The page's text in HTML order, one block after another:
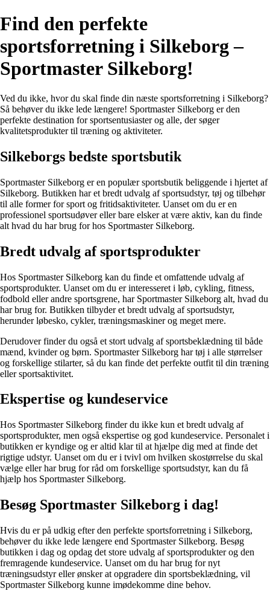
Find den perfekte
sportsforretning i Silkeborg –
Sportmaster Silkeborg!
Ved du ikke, hvor du skal finde din næste sportsforretning i Silkeborg?
Så behøver du ikke lede længere! Sportmaster Silkeborg er den
perfekte destination for sportsentusiaster og alle, der søger
kvalitetsprodukter til træning og aktiviteter.
Silkeborgs bedste sportsbutik
Sportmaster Silkeborg er en populær sportsbutik beliggende i hjertet af
Silkeborg. Butikken har et bredt udvalg af sportsudstyr, tøj og tilbehør
til alle former for sport og fritidsaktiviteter. Uanset om du er en
professionel sportsudøver eller bare elsker at være aktiv, kan du finde
alt hvad du har brug for hos Sportmaster Silkeborg.
Bredt udvalg af sportsprodukter
Hos Sportmaster Silkeborg kan du finde et omfattende udvalg af
sportsprodukter. Uanset om du er interesseret i løb, cykling, fitness,
fodbold eller andre sportsgrene, har Sportmaster Silkeborg alt, hvad du
har brug for. Butikken tilbyder et bredt udvalg af sportsudstyr,
herunder løbesko, cykler, træningsmaskiner og meget mere.
Derudover finder du også et stort udvalg af sportsbeklædning til både
mænd, kvinder og børn. Sportmaster Silkeborg har tøj i alle størrelser
og forskellige stilarter, så du kan finde det perfekte outfit til din træning
eller sportsaktivitet.
Ekspertise og kundeservice
Hos Sportmaster Silkeborg finder du ikke kun et bredt udvalg af
sportsprodukter, men også ekspertise og god kundeservice. Personalet i
butikken er kyndige og er altid klar til at hjælpe dig med at finde det
rigtige udstyr. Uanset om du er i tvivl om hvilken skostørrelse du skal
vælge eller har brug for råd om forskellige sportsudstyr, kan du få
hjælp hos Sportmaster Silkeborg.
Besøg Sportmaster Silkeborg i dag!
Hvis du er på udkig efter den perfekte sportsforretning i Silkeborg,
behøver du ikke lede længere end Sportmaster Silkeborg. Besøg
butikken i dag og opdag det store udvalg af sportsprodukter og den
fremragende kundeservice. Uanset om du har brug for nyt
træningsudstyr eller ønsker at opgradere din sportsbeklædning, vil
Sportmaster Silkeborg kunne imødekomme dine behov.